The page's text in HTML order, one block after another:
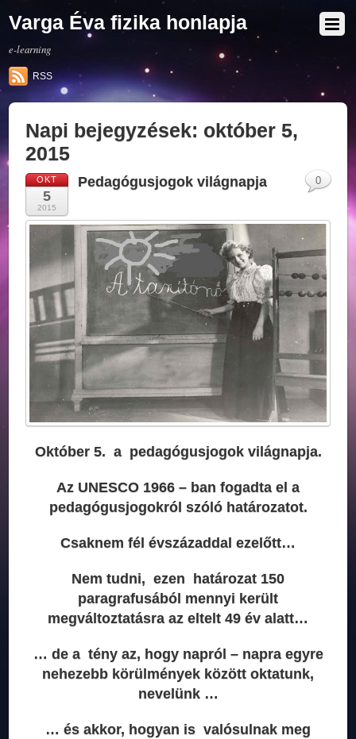
Varga Éva fizika honlapja
e-learning
RSS
Napi bejegyzések: október 5,
2015
OKT
5
2015
Pedagógusjogok világnapja
Október 5. a pedagógusjogokvilágnapja.
Az UNESCO 1966 – ban fogadta el a
pedagógusjogokról szóló határozatot.
Csaknem fél évszázaddal ezelőtt…
Nem tudni, ezen határozat 150
paragrafusából mennyi került
megváltoztatásra az eltelt 49 év alatt…
… de a tény az, hogy napról – napra egyre
nehezebb körülmények között oktatunk,
nevelünk …
… és akkor, hogyan is valósulnak meg
0